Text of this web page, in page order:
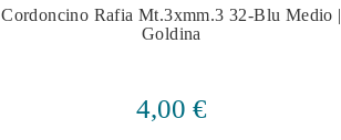
 
Cordoncino Rafia Mt.3xmm.3 32-Blu Medio |
Goldina
4,00 €